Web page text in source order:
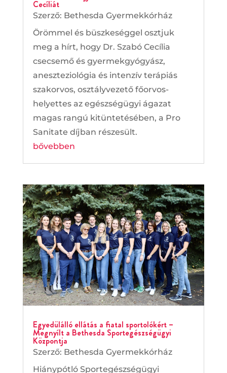
Cecíliát
Szerző: Bethesda Gyermekkórház
Örömmel és büszkeséggel osztjuk
meg a hírt, hogy Dr. Szabó Cecília
csecsemő és gyermekgyógyász,
aneszteziológia és intenzív terápiás
szakorvos, osztályvezető főorvos-
helyettes az egészségügyi ágazat
magas rangú kitüntetésében, a Pro
Sanitate díjban részesült.
bővebben
Egyedülálló ellátás a fiatal sportolókért –
Megnyílt a Bethesda Sportegészségügyi
Központja
Szerző: Bethesda Gyermekkórház
Hiánypótló Sportegészségügyi